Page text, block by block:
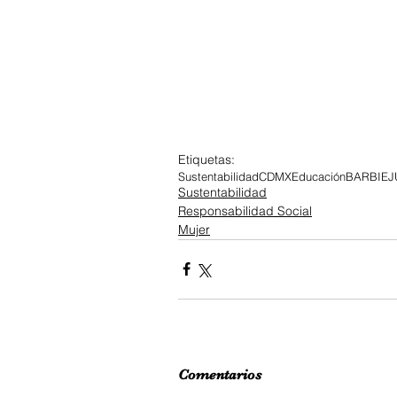
Etiquetas:
SustentabilidadCDMXEducaciónBARBIE
Sustentabilidad
Responsabilidad Social
Mujer
Comentarios